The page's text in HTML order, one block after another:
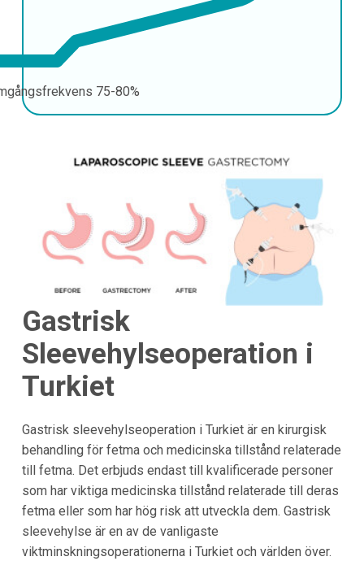
75-80%
Gastrisk
Sleevehylseoperation i
Turkiet
Gastrisk sleevehylseoperation i Turkiet är en kirurgisk
behandling för fetma och medicinska tillstånd relaterade
till fetma. Det erbjuds endast till kvalificerade personer
som har viktiga medicinska tillstånd relaterade till deras
fetma eller som har hög risk att utveckla dem. Gastrisk
sleevehylse är en av de vanligaste
viktminskningsoperationerna i Turkiet och världen över.